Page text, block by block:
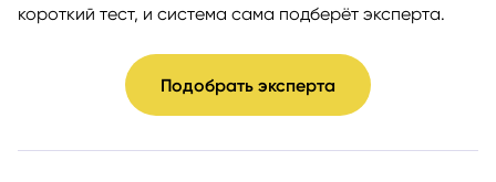
короткий тест, и система сама подберёт эксперта.
Подобрать эксперта